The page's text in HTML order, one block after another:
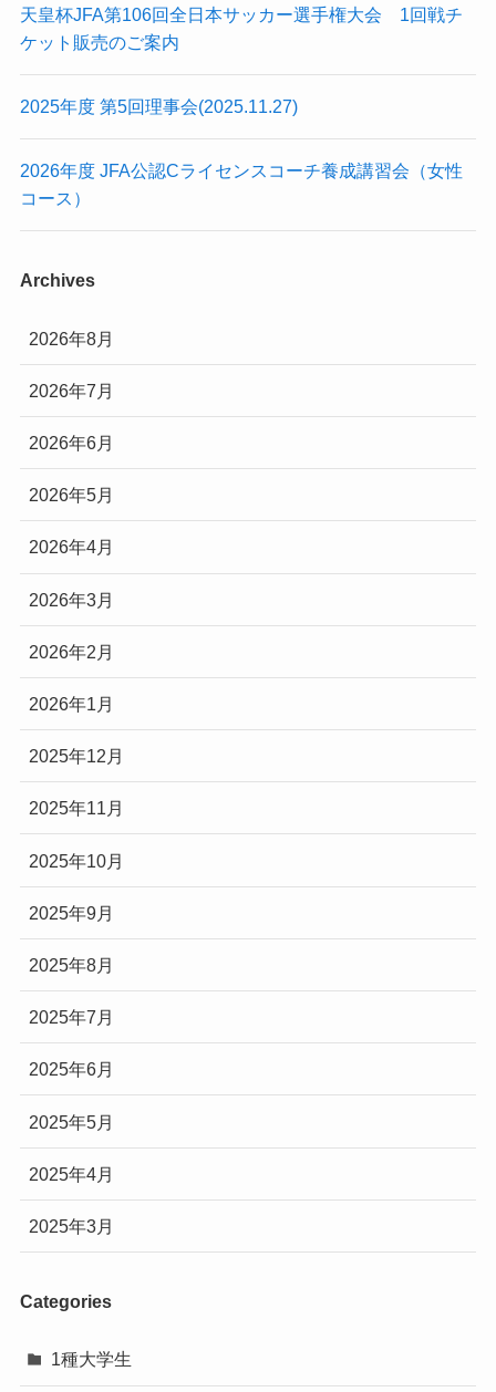
天皇杯JFA第106回全日本サッカー選手権大会 1回戦チ
ケット販売のご案内
2025年度 第5回理事会(2025.11.27)
2026年度 JFA公認Cライセンスコーチ養成講習会（女性
コース）
Archives
2026年8月
2026年7月
2026年6月
2026年5月
2026年4月
2026年3月
2026年2月
2026年1月
2025年12月
2025年11月
2025年10月
2025年9月
2025年8月
2025年7月
2025年6月
2025年5月
2025年4月
2025年3月
Categories
1種大学生